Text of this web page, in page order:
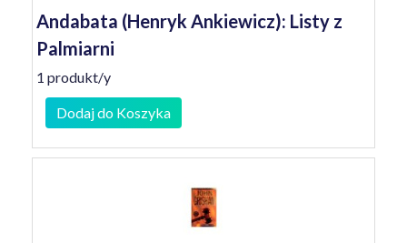
Andabata (Henryk Ankiewicz): Listy z
Palmiarni
1 produkt/y
Dodaj do Koszyka